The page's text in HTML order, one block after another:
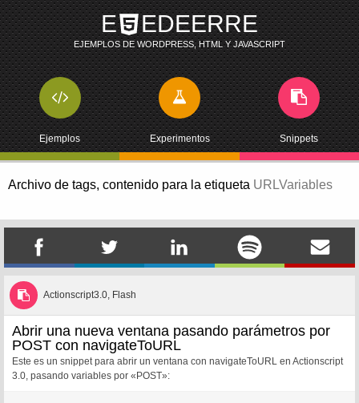
E EDEERRE
EJEMPLOS DE WORDPRESS, HTML Y JAVASCRIPT
Ejemplos Experimentos Snippets
Archivo de tags, contenido para la etiqueta URLVariables
Actionscript3.0, Flash
Abrir una nueva ventana pasando parámetros por
POST con navigateToURL
Este es un snippet para abrir un ventana con navigateToURL en Actionscript
3.0, pasando variables por «POST»: